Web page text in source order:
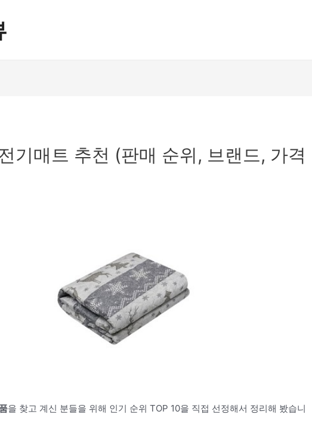
기매트 추천 (판매 순위, 브랜드, 가격
을 찾고 계신 분들을 위해 인기 순위 TOP 10을 직접 선정해서 정리해 봤습니